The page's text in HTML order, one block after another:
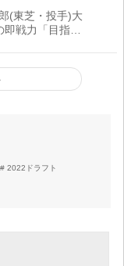
(東芝・投手)大
戦力「目指す
2022ドラフト